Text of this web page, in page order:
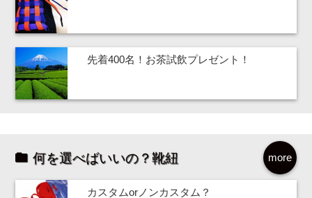
先着400名！お茶試飲プレゼント！
more
何を選べばいいの？靴紐
カスタムorノンカスタム？